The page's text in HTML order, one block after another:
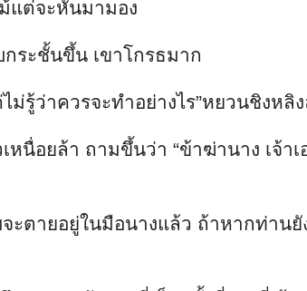
แต่จะหันมามอง
ระชั้นขึ้น เขาโกรธมาก
ไม่รู้ว่าควรจะทำอย่างไร”หยวนชิงห
หนื่อยล้า ถามขึ้นว่า “ข้าฆ่านาง เจ้
จะตายอยู่ในมือนางแล้ว ถ้าหากท่า